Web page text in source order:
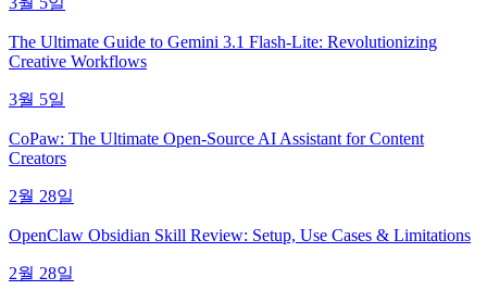
The Ultimate Guide to Gemini 3.1 Flash-Lite: Revolutionizing
Creative Workflows
3월 5일
CoPaw: The Ultimate Open-Source AI Assistant for Content
Creators
2월 28일
OpenClaw Obsidian Skill Review: Setup, Use Cases & Limitations
2월 28일